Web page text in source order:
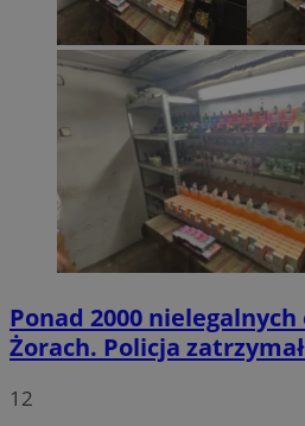
Ponad 2000
Żorach. Policja
12